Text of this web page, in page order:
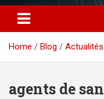
Home Blog Actualités
agents de